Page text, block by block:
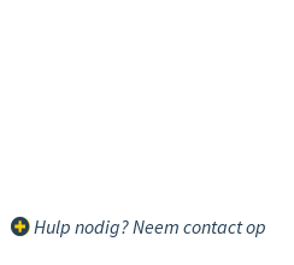
Hulp nodig? Neem contact op